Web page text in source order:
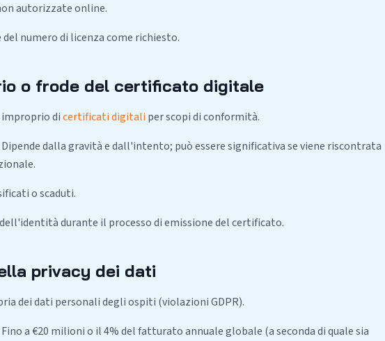
autorizzate online.
numero di licenza come richiesto.
o frode del certificato digitale
improprio dicertificati digitali per scopi di conformità.
dalla gravità e dall'intento; può essere significativa se viene riscontrata
o scaduti.
durante il processo di emissione del certificato.
privacy dei dati
dei dati personali degli ospiti (violazioni GDPR).
a €20 milioni o il 4% del fatturato annuale globale (a seconda di quale sia